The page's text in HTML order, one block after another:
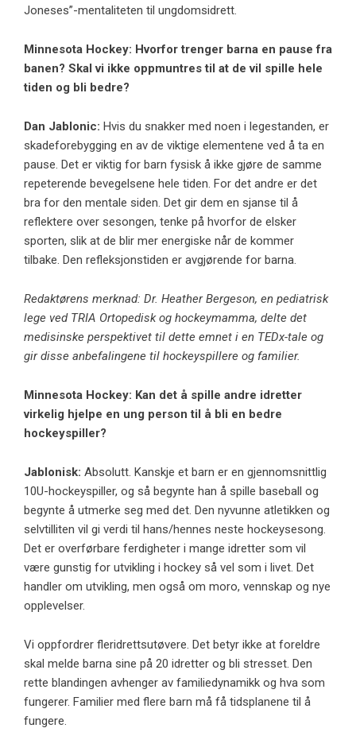
Joneses”-mentaliteten til ungdomsidrett.
Minnesota Hockey: Hvorfor trenger barna en pause fra
banen? Skal vi ikke oppmuntres til at de vil spille hele
tiden og bli bedre?
Dan Jablonic: Hvis du snakker med noen i legestanden, er
skadeforebygging en av de viktige elementene ved å ta en
pause. Det er viktig for barn fysisk å ikke gjøre de samme
repeterende bevegelsene hele tiden. For det andre er det
bra for den mentale siden. Det gir dem en sjanse til å
reflektere over sesongen, tenke på hvorfor de elsker
sporten, slik at de blir mer energiske når de kommer
tilbake. Den refleksjonstiden er avgjørende for barna.
Redaktørens merknad: Dr. Heather Bergeson, en pediatrisk
lege ved TRIA Ortopedisk og hockeymamma, delte det
medisinske perspektivet til dette emnet i en TEDx-tale og
gir disse anbefalingene til hockeyspillere og familier.
Minnesota Hockey: Kan det å spille andre idretter
virkelig hjelpe en ung person til å bli en bedre
hockeyspiller?
Jablonisk: Absolutt. Kanskje et barn er en gjennomsnittlig
10U-hockeyspiller, og så begynte han å spille baseball og
begynte å utmerke seg med det. Den nyvunne atletikken og
selvtilliten vil gi verdi til hans/hennes neste hockeysesong.
Det er overførbare ferdigheter i mange idretter som vil
være gunstig for utvikling i hockey så vel som i livet. Det
handler om utvikling, men også om moro, vennskap og nye
opplevelser.
Vi oppfordrer fleridrettsutøvere. Det betyr ikke at foreldre
skal melde barna sine på 20 idretter og bli stresset. Den
rette blandingen avhenger av familiedynamikk og hva som
fungerer. Familier med flere barn må få tidsplanene til å
fungere.